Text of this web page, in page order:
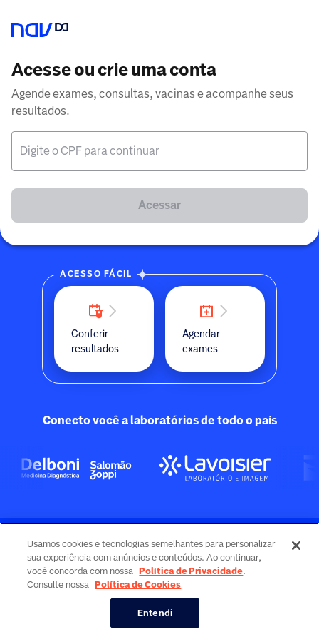
Acesse ou crie uma conta
Agende exames, consultas, vacinas e acompanhe seus
resultados.
Digite o CPF para continuar
Acessar
ACESSO FÁCIL
Conferir
resultados
Agendar
exames
Conecto você a laboratórios de todo o país
Confira aqui nossas configurações de cookies.
Usamos cookies e tecnologias semelhantes para personalizar
sua experiência com anúncios e conteúdos. Ao continuar,
você concorda com nossa Política de Privacidade.
Consulte nossa Política de Cookies
Entendi